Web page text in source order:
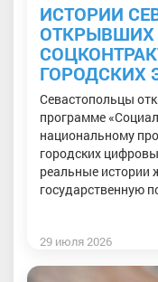
ИСТОРИИ
ОТКРЫВШИХ
ГОРОДСКИХ
Севастопольцы
программе
национальному
городских
реальные истории
государственную
29 июля 2026